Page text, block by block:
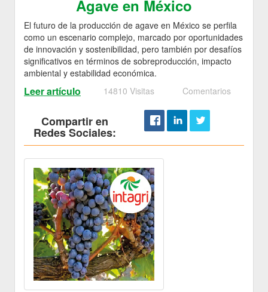
Agave en México
El futuro de la producción de agave en México se perfila
como un escenario complejo, marcado por oportunidades
de innovación y sostenibilidad, pero también por desafíos
significativos en términos de sobreproducción, impacto
ambiental y estabilidad económica.
Leer artículo 14810 Visitas Comentarios
Compartir en
Redes Sociales: